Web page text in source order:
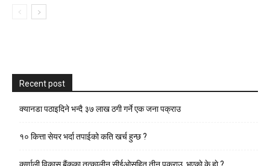
Recent post
क्यानडा पठाइदिने भन्दै ३७ लाख ठगी गर्ने एक जना पक्राउ
१० कित्ता सेयर भर्दा तपाईको कति खर्च हुन्छ ?